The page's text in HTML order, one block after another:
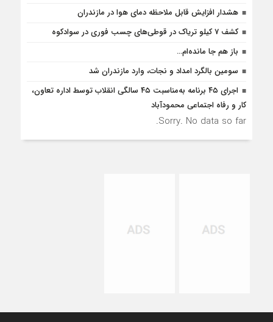
هشدار افزایش قابل ملاحظه دمای هوا در مازندران
کشف 7 کیلو تریاک در قوطی‌‌های چسب فوری در سوادکوه
باز هم جا مانده‌ام…
سومین بالگرد امداد و نجات، وارد مازندران شد
اجرای ۴۵ برنامه به‌مناسبت ۴۵ سالگی انقلاب توسط اداره تعاون،
کار و رفاه اجتماعی محمودآباد
Sorry. No data so far.